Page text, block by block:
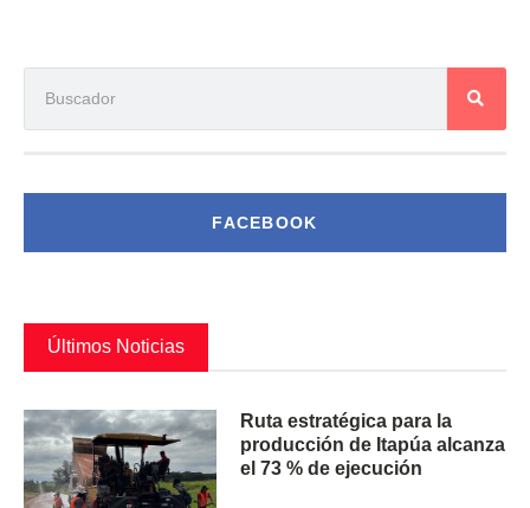
FACEBOOK
Últimos Noticias
Ruta estratégica para la
producción de Itapúa alcanza
el 73 % de ejecución